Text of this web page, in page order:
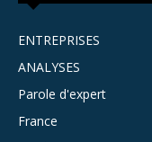
ENTREPRISES
ANALYSES
Parole d'expert
France